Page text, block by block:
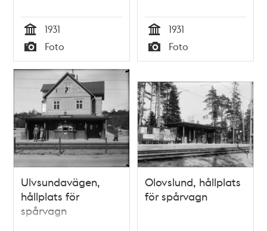
Tid
1931
Typ
Foto Tid
1931
Typ
Foto
Ulvsundavägen,
hållplats för
spårvagn
Olovslund, hållplats
för spårvagn